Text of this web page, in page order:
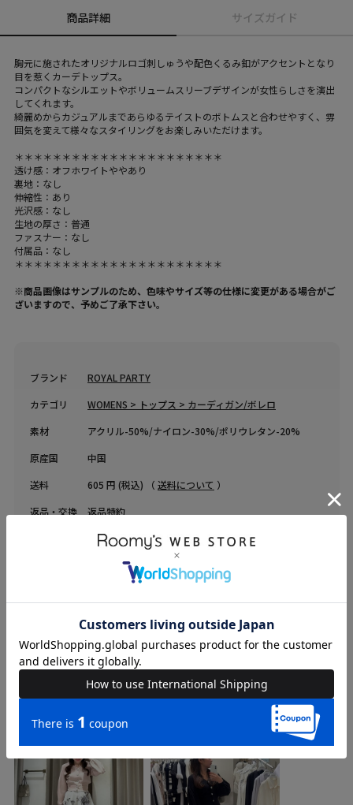
商品詳細 サイズガイド
胸元に施されたオリジナルロゴ刺しゅうや配色くるみ釦がアクセントとなり
目を惹くカーデトップス。
コンパクトなシルエットやボリュームスリーブデザインが女性らしさを演出
してくれます。
綺麗めからカジュアルまであらゆるテイストのボトムスと合わせやすく、雰
囲気を変えて様々なスタイリングをお楽しみいただけます。
＊＊＊＊＊＊＊＊＊＊＊＊＊＊＊＊＊＊＊＊＊＊
透け感：オフホワイトややあり
裏地：なし
伸縮性：あり
光沢感：なし
生地の厚さ：普通
ファスナー：なし
付属品：なし
＊＊＊＊＊＊＊＊＊＊＊＊＊＊＊＊＊＊＊＊＊＊
※商品画像はサンプルのため、色味やサイズ等の仕様に変更がある場合がご
ざいますので、予めご了承下さい。
ブランド
ROYAL PARTY
カテゴリ
WOMENS > トップス > カーディガン/ボレロ
素材
アクリル-50%/ナイロン-30%/ポリウレタン-20%
原産国
中国
送料
605 円 (税込) （ 送料について ）
返品・交換
返品特約
オリジナルロゴ配色カーデトップス
72611133
COORDINATE Instagram Post